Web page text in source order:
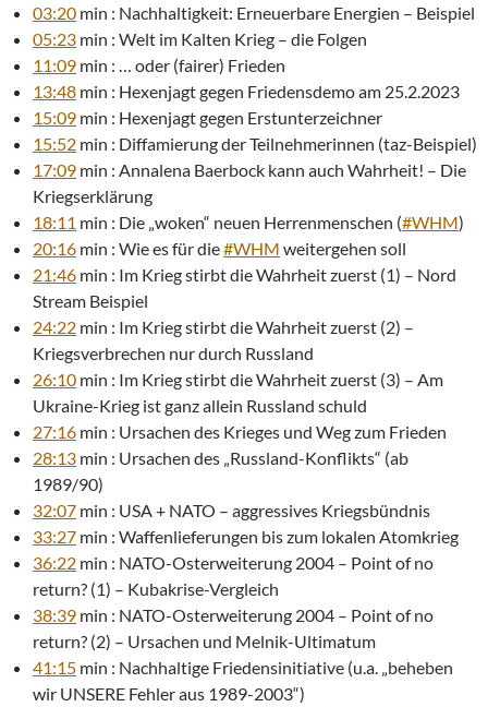
03:20 min : Nachhaltigkeit: Erneuerbare Energien – Beispiel
05:23 min : Welt im Kalten Krieg – die Folgen
11:09 min : … oder (fairer) Frieden
13:48 min : Hexenjagt gegen Friedensdemo am 25.2.2023
15:09 min : Hexenjagt gegen Erstunterzeichner
15:52 min : Diffamierung der Teilnehmerinnen (taz-Beispiel)
17:09 min : Annalena Baerbock kann auch Wahrheit! – Die
Kriegserklärung
18:11 min : Die „woken“ neuen Herrenmenschen (#WHM)
20:16 min : Wie es für die#WHM weitergehen soll
21:46 min : Im Krieg stirbt die Wahrheit zuerst (1) – Nord
Stream Beispiel
24:22 min : Im Krieg stirbt die Wahrheit zuerst (2) –
Kriegsverbrechen nur durch Russland
26:10 min : Im Krieg stirbt die Wahrheit zuerst (3) – Am
Ukraine-Krieg ist ganz allein Russland schuld
27:16 min : Ursachen des Krieges und Weg zum Frieden
28:13 min : Ursachen des „Russland-Konflikts“ (ab
1989/90)
32:07 min : USA + NATO – aggressives Kriegsbündnis
33:27 min : Waffenlieferungen bis zum lokalen Atomkrieg
36:22 min : NATO-Osterweiterung 2004 – Point of no
return? (1) – Kubakrise-Vergleich
38:39 min : NATO-Osterweiterung 2004 – Point of no
return? (2) – Ursachen und Melnik-Ultimatum
41:15 min : Nachhaltige Friedensinitiative (u.a. „beheben
wir UNSERE Fehler aus 1989-2003“)